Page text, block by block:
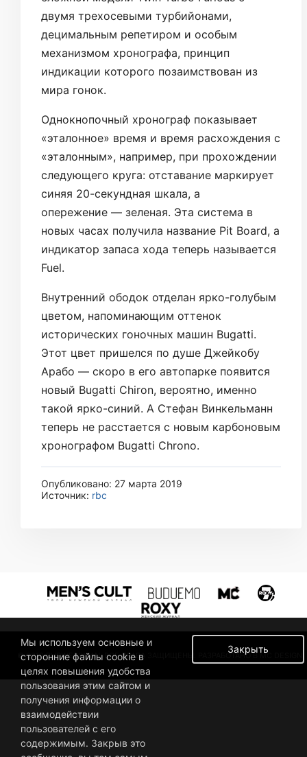
двумя трехосевыми турбийонами,
децимальным репетиром и особым
механизмом хронографа, принцип
индикации которого позаимствован из
мира гонок.
Однокнопочный хронограф показывает
«эталонное» время и время расхождения с
«эталонным», например, при прохождении
следующего круга: отставание маркирует
синяя 20-секундная шкала, а
опережение — зеленая. Эта система в
новых часах получила название Pit Board, а
индикатор запаса хода теперь называется
Fuel.
Внутренний ободок отделан ярко-голубым
цветом, напоминающим оттенок
исторических гоночных машин Bugatti.
Этот цвет пришелся по душе Джейкобу
Арабо — скоро в его автопарке появится
новый Bugatti Chiron, вероятно, именно
такой ярко-синий. А Стефан Винкельманн
теперь не расстается с новым карбоновым
хронографом Bugatti Chrono.
Опубликовано: 27 марта 2019
Источник: rbc
© 2019 BUSINESSMAN. ВСЕ ПРАВА ЗАЩИЩЕНЫ. РАЗРАБОТАНО В MC DESIGN.
Закрыть
Мы используем основные и
сторонние файлы cookie в
целях повышения удобства
пользования этим сайтом и
получения информации о
взаимодействии
пользователей с его
содержимым. Закрыв это